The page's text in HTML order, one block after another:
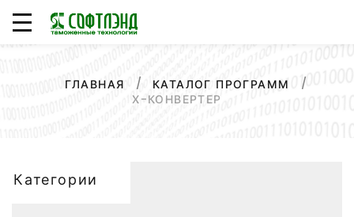
ГЛАВНАЯ
КАТАЛОГ ПРОГРАММ
Х-КОНВЕРТЕР
Категории